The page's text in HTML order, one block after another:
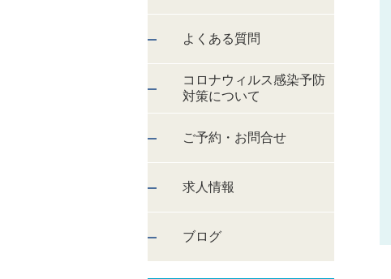
よくある質問
コロナウィルス感染予防
対策について
ご予約・お問合せ
求人情報
ブログ